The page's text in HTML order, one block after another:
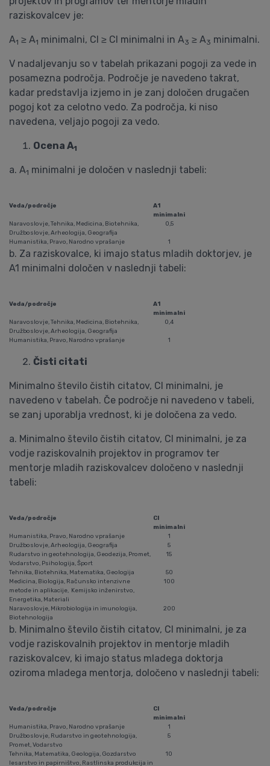
raziskovalcev je:
A1 ≥ A1 minimalni, CI ≥ CI minimalni in A3 ≥ A3 minimalni.
V nadaljevanju so v tabelah prikazani pogoji za vede in
posamezna področja. Področje je navedeno takrat,
kadar predstavlja izjemo in je zanj določen drugačen
pogoj kot za celotno vedo. Za področja, ki niso
navedena, veljajo pogoji za vedo.
Ocena A1
a. A1 minimalni je določen v naslednji tabeli:
Veda/področje
A1
minimalni
Naravoslovje, Tehnika, Medicina, Biotehnika,
Družboslovje, Arheologija, Geografija
0,5
Humanistika, Pravo, Narodno vprašanje 1
b. Za raziskovalce, ki imajo status mladih doktorjev, je
A1 minimalni določen v naslednji tabeli:
Veda/področje
A1
minimalni
Naravoslovje, Tehnika, Medicina, Biotehnika,
Družboslovje, Arheologija, Geografija
0,4
Humanistika, Pravo, Narodno vprašanje 1
Čisti citati
Minimalno število čistih citatov, CI minimalni, je
navedeno v tabelah. Če področje ni navedeno v tabeli,
se zanj uporablja vrednost, ki je določena za vedo.
a. Minimalno število čistih citatov, CI minimalni, je za
vodje raziskovalnih projektov in programov ter
mentorje mladih raziskovalcev določeno v naslednji
tabeli:
Veda/področje
CI
minimalni
Humanistika, Pravo, Narodno vprašanje
1
Družboslovje, Arheologija, Geografija
5
Rudarstvo in geotehnologija, Geodezija, Promet,
Vodarstvo, Psihologija, Šport
15
Tehnika, Biotehnika, Matematika, Geologija
50
Medicina, Biologija, Računsko intenzivne
metode in aplikacije, Kemijsko inženirstvo,
Energetika, Materiali
100
Naravoslovje, Mikrobiologija in imunologija,
Biotehnologija
200
b. Minimalno število čistih citatov, CI minimalni, je za
vodje raziskovalnih projektov in mentorje mladih
raziskovalcev, ki imajo status mladega doktorja
oziroma mladega mentorja, določeno v naslednji tabeli:
Veda/področje
CI
minimalni
Humanistika, Pravo, Narodno vprašanje
1
Družboslovje, Rudarstvo in geotehnologija,
Promet, Vodarstvo
5
Tehnika, Matematika, Geologija, Gozdarstvo
lesarstvo in papirništvo, Rastlinska produkcija in
10